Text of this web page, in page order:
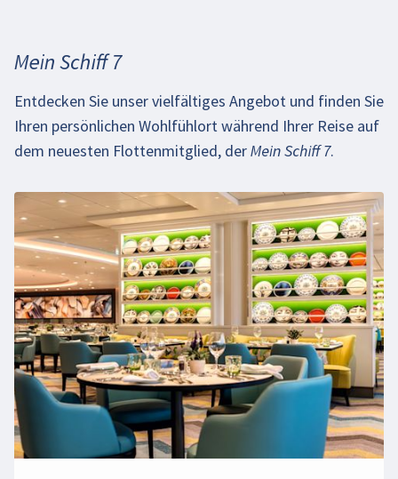
Mein Schiff 7
Entdecken Sie unser vielfältiges Angebot und finden Sie
Ihren persönlichen Wohlfühlort während Ihrer Reise auf
dem neuesten Flottenmitglied, derMein Schiff 7.